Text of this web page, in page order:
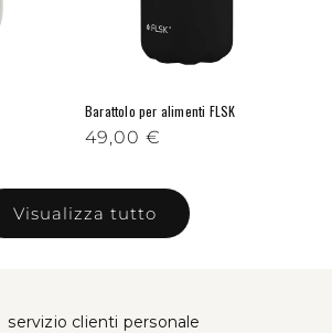
Barattolo per alimenti FLSK
Prezzo di listino
49,00 €
Visualizza tutto
servizio clienti personale